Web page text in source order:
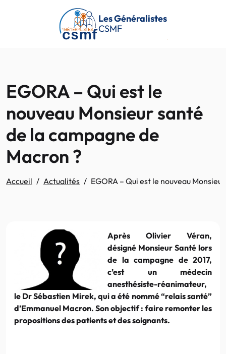
Passer au contenu principal
Les Généralistes
CSMF
EGORA – Qui est le
nouveau Monsieur santé
de la campagne de
Macron ?
Accueil Actualités EGORA – Qui est le nouveau
Après Olivier Véran,
désigné Monsieur Santé lors
de la campagne de 2017,
c’est un médecin
anesthésiste-réanimateur,
le Dr Sébastien Mirek, qui a été nommé “relais santé”
d’Emmanuel Macron. Son objectif : faire remonter les
propositions des patients et des soignants.